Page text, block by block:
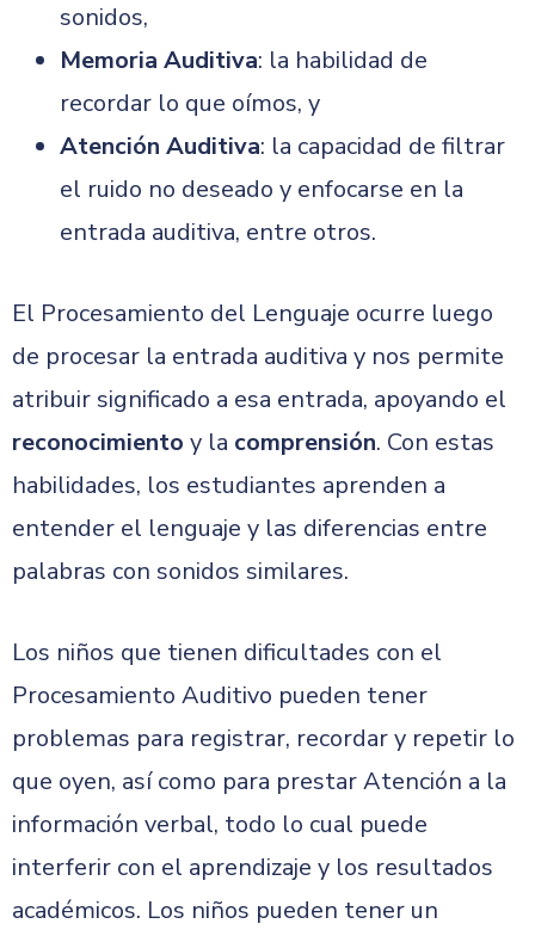
sonidos,
Memoria Auditiva: la habilidad de
recordar lo que oímos, y
Atención Auditiva: la capacidad de filtrar
el ruido no deseado y enfocarse en la
entrada auditiva, entre otros.
El Procesamiento del Lenguaje ocurre luego
de procesar la entrada auditiva y nos permite
atribuir significado a esa entrada, apoyando el
reconocimiento y la comprensión. Con estas
habilidades, los estudiantes aprenden a
entender el lenguaje y las diferencias entre
palabras con sonidos similares.
Los niños que tienen dificultades con el
Procesamiento Auditivo pueden tener
problemas para registrar, recordar y repetir lo
que oyen, así como para prestar Atención a la
información verbal, todo lo cual puede
interferir con el aprendizaje y los resultados
académicos. Los niños pueden tener un